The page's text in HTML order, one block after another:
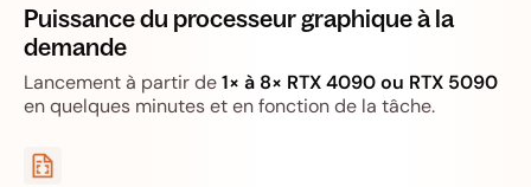
Puissance du processeur graphique à la
demande
Lancement à partir de1× à 8× RTX 4090 ou RTX 5090
en quelques minutes et en fonction de la tâche.